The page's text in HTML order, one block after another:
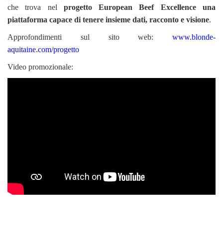
che trova nel progetto European Beef Excellence una
piattaforma capace di tenere insieme dati, racconto e visione.
Approfondimenti sul sito web:
www.blonde-
aquitaine.com/progetto
Video promozionale: